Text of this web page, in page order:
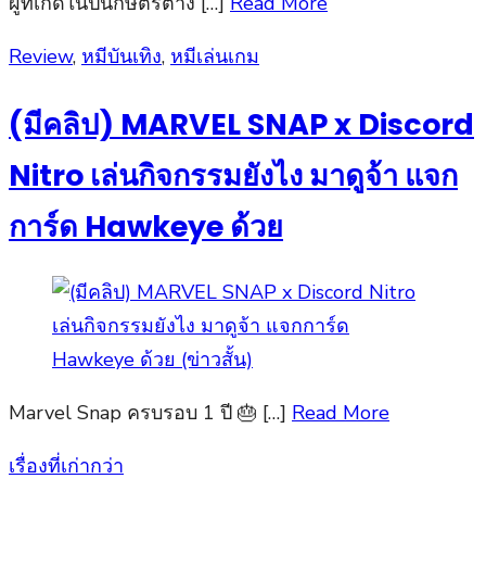
Posted
Review, หมีบันเทิง, หมีเล่นเกม
(มีคลิป) MARVEL SNAP x Discord
Nitro เล่นกิจกรรมยังไง มาดูจ้า แจก
การ์ด Hawkeye ด้วย
Marvel Snap ครบรอบ 1 ปี 🎂 […] Read More
แนะแนว
เรื่องที่เก่ากว่า